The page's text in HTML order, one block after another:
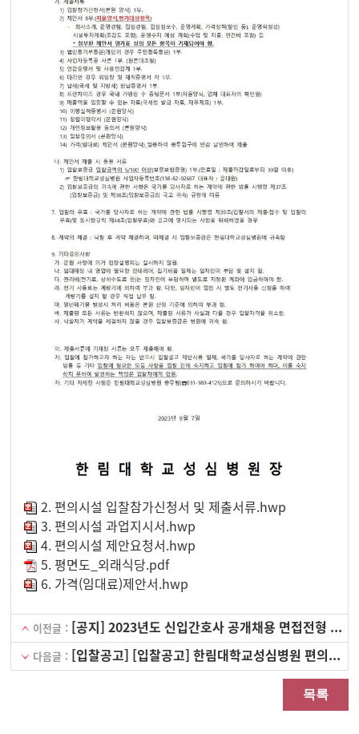
2. 편의시설 입찰참가신청서 및 제출서류.hwp
3. 편의시설 과업지시서.hwp
4. 편의시설 제안요청서.hwp
5. 평면도_외래식당.pdf
6. 가격(임대료)제안서.hwp
이전글 : [공지] 2023년도 신입간호사 공개채용 면접전형 합격자 채용검진 안내
다음글 : [입찰공고] [입찰공고] 한림대학교성심병원 편의시설 임대사업 제안 및 사업자 선정
목록